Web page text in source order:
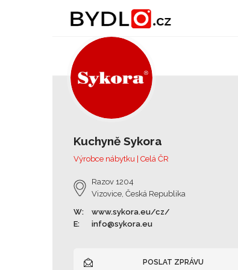
Kuchyně Sykora
Výrobce nábytku | Celá ČR
Razov 1204
Vizovice, Česká Republika
W:
www.sykora.eu/cz/
E:
info@sykora.eu
POSLAT ZPRÁVU